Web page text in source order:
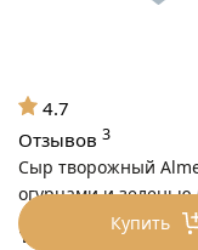
Купить
195
Сыр творожный
огурцами и зеленью
4.7
Отзывов 3